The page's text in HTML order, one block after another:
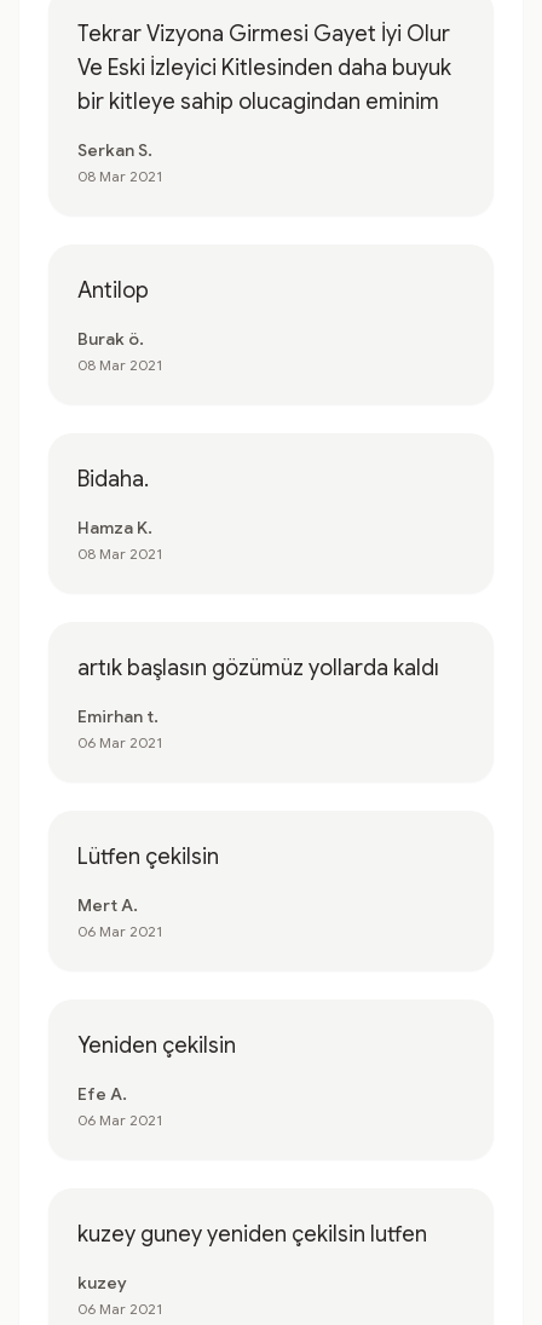
Tekrar Vizyona Girmesi Gayet İyi Olur
Ve Eski İzleyici Kitlesinden daha buyuk
bir kitleye sahip olucagindan eminim
Serkan S.
08 Mar 2021
Antilop
Burak ö.
08 Mar 2021
Bidaha.
Hamza K.
08 Mar 2021
artık başlasın gözümüz yollarda kaldı
Emirhan t.
06 Mar 2021
Lütfen çekilsin
Mert A.
06 Mar 2021
Yeniden çekilsin
Efe A.
06 Mar 2021
kuzey guney yeniden çekilsin lutfen
kuzey
06 Mar 2021